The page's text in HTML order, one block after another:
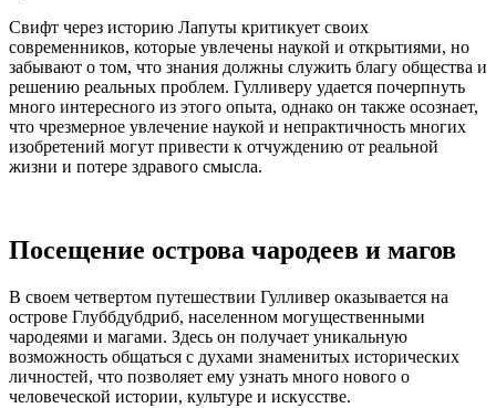
Свифт через историю Лапуты критикует своих
современников, которые увлечены наукой и открытиями, но
забывают о том, что знания должны служить благу общества и
решению реальных проблем. Гулливеру удается почерпнуть
много интересного из этого опыта, однако он также осознает,
что чрезмерное увлечение наукой и непрактичность многих
изобретений могут привести к отчуждению от реальной
жизни и потере здравого смысла.
Посещение острова чародеев и магов
В своем четвертом путешествии Гулливер оказывается на
острове Глуббдубдриб, населенном могущественными
чародеями и магами. Здесь он получает уникальную
возможность общаться с духами знаменитых исторических
личностей, что позволяет ему узнать много нового о
человеческой истории, культуре и искусстве.